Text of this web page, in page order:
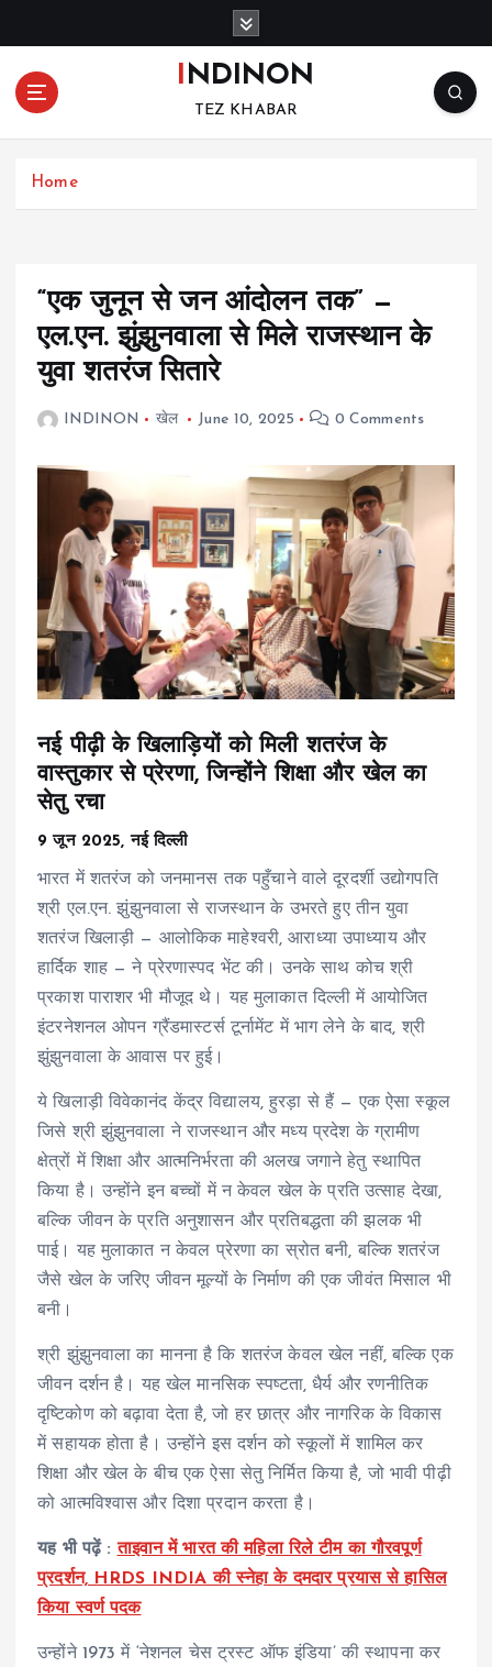
o
INDINON
TEZ KHABAR
Home
“एक जुनून से जन आंदोलन तक” —
एल.एन. झुंझुनवाला से मिले राजस्थान के
युवा शतरंज सितारे
INDINON खेल June 10, 2025 0 Comments
नई पीढ़ी के खिलाड़ियों को मिली शतरंज के
वास्तुकार से प्रेरणा, जिन्होंने शिक्षा और खेल का
सेतु रचा
9 जून 2025, नई दिल्ली
भारत में शतरंज को जनमानस तक पहुँचाने वाले दूरदर्शी उद्योगपति
श्री एल.एन. झुंझुनवाला से राजस्थान के उभरते हुए तीन युवा
शतरंज खिलाड़ी — आलोकिक माहेश्वरी, आराध्या उपाध्याय और
हार्दिक शाह — ने प्रेरणास्पद भेंट की। उनके साथ कोच श्री
प्रकाश पाराशर भी मौजूद थे। यह मुलाकात दिल्ली में आयोजित
इंटरनेशनल ओपन ग्रैंडमास्टर्स टूर्नामेंट में भाग लेने के बाद, श्री
झुंझुनवाला के आवास पर हुई।
ये खिलाड़ी विवेकानंद केंद्र विद्यालय, हुरड़ा से हैं — एक ऐसा स्कूल
जिसे श्री झुंझुनवाला ने राजस्थान और मध्य प्रदेश के ग्रामीण
क्षेत्रों में शिक्षा और आत्मनिर्भरता की अलख जगाने हेतु स्थापित
किया है। उन्होंने इन बच्चों में न केवल खेल के प्रति उत्साह देखा,
बल्कि जीवन के प्रति अनुशासन और प्रतिबद्धता की झलक भी
पाई। यह मुलाकात न केवल प्रेरणा का स्रोत बनी, बल्कि शतरंज
जैसे खेल के जरिए जीवन मूल्यों के निर्माण की एक जीवंत मिसाल भी
बनी।
श्री झुंझुनवाला का मानना है कि शतरंज केवल खेल नहीं, बल्कि एक
जीवन दर्शन है। यह खेल मानसिक स्पष्टता, धैर्य और रणनीतिक
दृष्टिकोण को बढ़ावा देता है, जो हर छात्र और नागरिक के विकास
में सहायक होता है। उन्होंने इस दर्शन को स्कूलों में शामिल कर
शिक्षा और खेल के बीच एक ऐसा सेतु निर्मित किया है, जो भावी पीढ़ी
को आत्मविश्वास और दिशा प्रदान करता है।
यह भी पढ़ें :ताइवान में भारत की महिला रिले टीम का गौरवपूर्ण
प्रदर्शन, HRDS INDIA की स्नेहा के दमदार प्रयास से हासिल
किया स्वर्ण पदक
उन्होंने 1973 में ‘नेशनल चेस ट्रस्ट ऑफ इंडिया’ की स्थापना कर